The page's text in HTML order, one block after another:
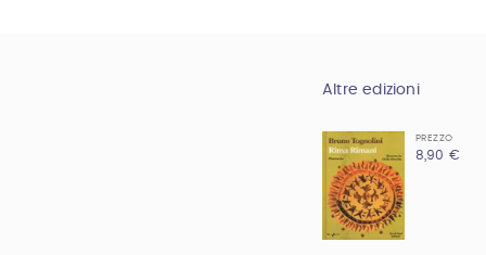
Altre edizioni
PREZZO
8,90 €